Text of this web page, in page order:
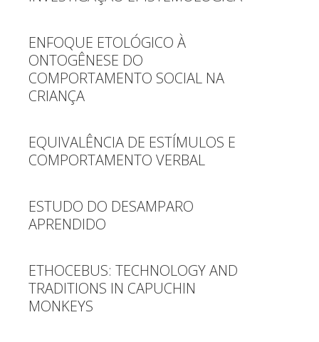
ENFOQUE ETOLÓGICO À
ONTOGÊNESE DO
COMPORTAMENTO SOCIAL NA
CRIANÇA
EQUIVALÊNCIA DE ESTÍMULOS E
COMPORTAMENTO VERBAL
ESTUDO DO DESAMPARO
APRENDIDO
ETHOCEBUS: TECHNOLOGY AND
TRADITIONS IN CAPUCHIN
MONKEYS